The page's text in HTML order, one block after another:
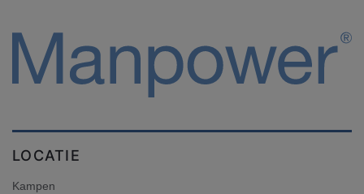
LOCATIE
Kampen